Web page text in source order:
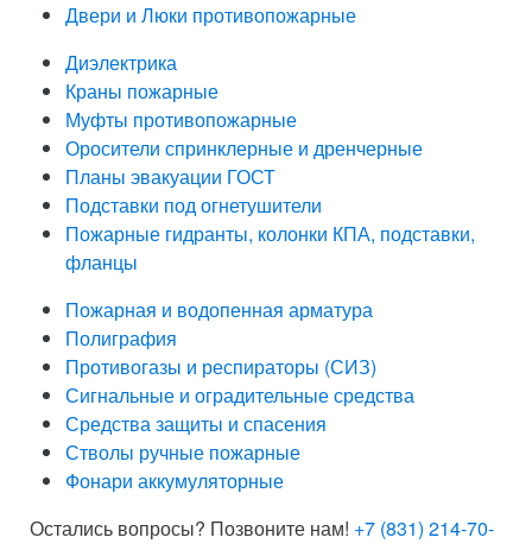
Двери и Люки противопожарные
Диэлектрика
Краны пожарные
Муфты противопожарные
Оросители спринклерные и дренчерные
Планы эвакуации ГОСТ
Подставки под огнетушители
Пожарные гидранты, колонки КПА, подставки,
фланцы
Пожарная и водопенная арматура
Полиграфия
Противогазы и респираторы (СИЗ)
Сигнальные и оградительные средства
Средства защиты и спасения
Стволы ручные пожарные
Фонари аккумуляторные
Остались вопросы? Позвоните нам! +7 (831) 214-70-